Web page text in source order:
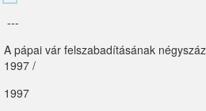
---
A pápai vár felszabadításának
1997 /
1997